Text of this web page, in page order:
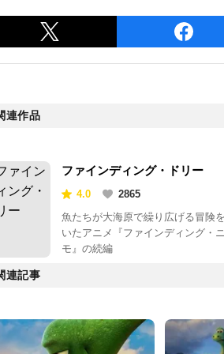
連作品
ファインディング・ドリー
4.0
2865
魚たちが大海原で繰り広げる冒険
いたアニメ『ファインディング・
モ』の続編
連記事